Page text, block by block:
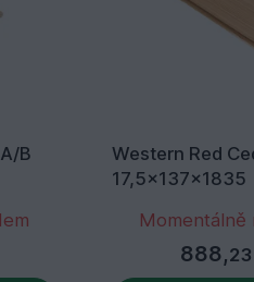
B
Western Red
17,5x137x1835
Momentálně
888,23